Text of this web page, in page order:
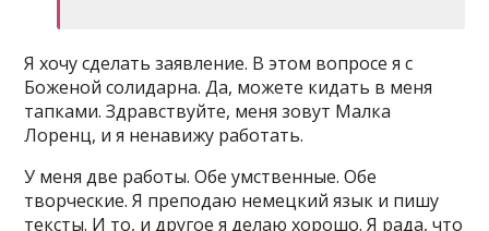
Я хочу сделать заявление. В этом вопросе я с
Боженой солидарна. Да, можете кидать в меня
тапками. Здравствуйте, меня зовут Малка
Лоренц, и я ненавижу работать.
У меня две работы. Обе умственные. Обе
творческие. Я преподаю немецкий язык и пишу
тексты. И то, и другое я делаю хорошо. Я рада, что